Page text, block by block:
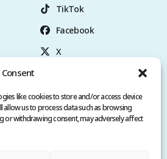
like cookies to store and/or access device
us to process data such as browsing
or withdrawing consent, may adversely affect
TikTok
Facebook
X
+90 (549) 300–60–69